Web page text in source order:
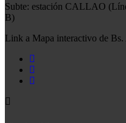
Subte: estación CALLAO
B)
Link a Mapa interactivo de Bs.